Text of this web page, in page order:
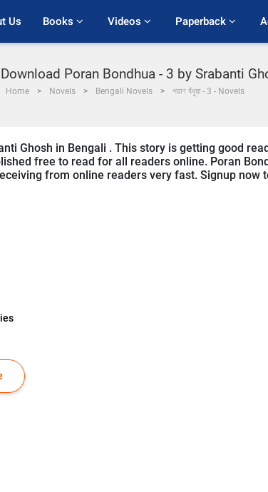
Us Books Videos Paperback
Poran Bondhua - 3 by Srabanti
Home Novels Bengali Novels পরাণ বঁধুয়া - 3 - Novels
Ghosh in Bengali . This story is getting good
free to read for all readers online. Poran
from online readers very fast. Signup now